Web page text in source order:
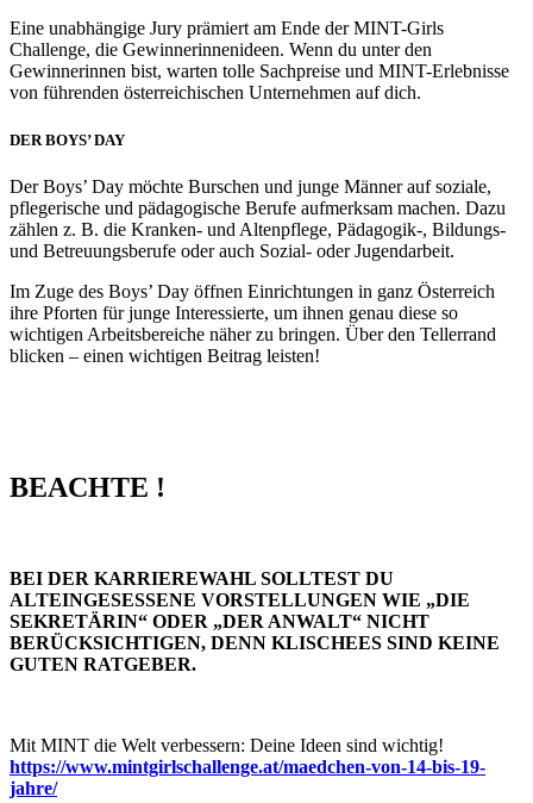
Eine unabhängige Jury prämiert am Ende der MINT-Girls
Challenge, die Gewinnerinnenideen. Wenn du unter den
Gewinnerinnen bist, warten tolle Sachpreise und MINT-Erlebnisse
von führenden österreichischen Unternehmen auf dich.
DER BOYS’ DAY
Der Boys’ Day möchte Burschen und junge Männer auf soziale,
pflegerische und pädagogische Berufe aufmerksam machen. Dazu
zählen z. B. die Kranken- und Altenpflege, Pädagogik-, Bildungs-
und Betreuungsberufe oder auch Sozial- oder Jugendarbeit.
Im Zuge des Boys’ Day öffnen Einrichtungen in ganz Österreich
ihre Pforten für junge Interessierte, um ihnen genau diese so
wichtigen Arbeitsbereiche näher zu bringen. Über den Tellerrand
blicken – einen wichtigen Beitrag leisten!
BEACHTE !
BEI DER KARRIEREWAHL SOLLTEST DU
ALTEINGESESSENE VORSTELLUNGEN WIE „DIE
SEKRETÄRIN“ ODER „DER ANWALT“ NICHT
BERÜCKSICHTIGEN, DENN KLISCHEES SIND KEINE
GUTEN RATGEBER.
Mit MINT die Welt verbessern: Deine Ideen sind wichtig!
https://www.mintgirlschallenge.at/maedchen-von-14-bis-19-
jahre/